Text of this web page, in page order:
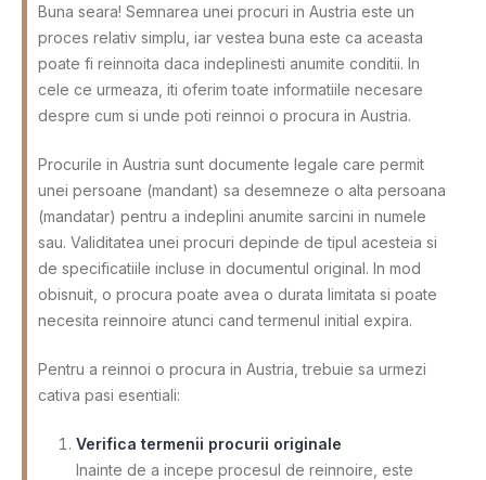
Buna seara! Semnarea unei procuri in Austria este un
proces relativ simplu, iar vestea buna este ca aceasta
poate fi reinnoita daca indeplinesti anumite conditii. In
cele ce urmeaza, iti oferim toate informatiile necesare
despre cum si unde poti reinnoi o procura in Austria.
Procurile in Austria sunt documente legale care permit
unei persoane (mandant) sa desemneze o alta persoana
(mandatar) pentru a indeplini anumite sarcini in numele
sau. Validitatea unei procuri depinde de tipul acesteia si
de specificatiile incluse in documentul original. In mod
obisnuit, o procura poate avea o durata limitata si poate
necesita reinnoire atunci cand termenul initial expira.
Pentru a reinnoi o procura in Austria, trebuie sa urmezi
cativa pasi esentiali:
Verifica termenii procurii originale
Inainte de a incepe procesul de reinnoire, este